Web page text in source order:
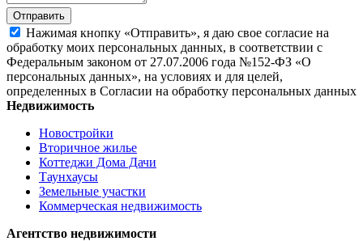
Отправить
Нажимая кнопку «Отправить», я даю свое согласие на
обработку моих персональных данных, в соответствии с
Федеральным законом от 27.07.2006 года №152-ФЗ «О
персональных данных», на условиях и для целей,
определенных в Согласии на обработку персональных данных
Недвижимость
Новостройки
Вторичное жилье
Коттеджи Дома Дачи
Таунхаусы
Земельные участки
Коммерческая недвижимость
Агентство недвижимости